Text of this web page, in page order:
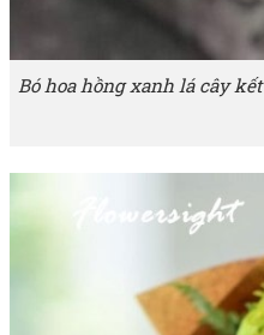
Bó hoa hồng xanh lá cây